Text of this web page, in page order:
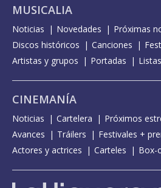
MUSICALIA
Noticias Novedades
Próximas
Discos históricos
Canciones
Artistas y grupos
Portadas Listas
CINEMANÍA
Noticias Cartelera Próximos
Avances
Tráilers
Festivales +
Actores y actrices
Carteles Box-